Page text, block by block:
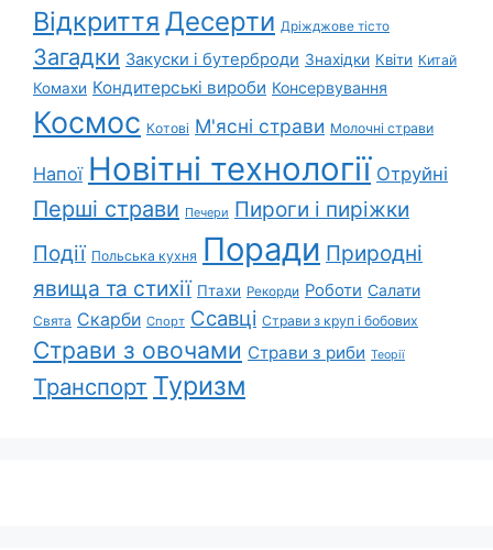
Відкриття Десерти Дріжджове тісто
Загадки Закуски і бутерброди Знахідки Квіти Китай
Комахи Кондитерські вироби Консервування
Космос Котові М'ясні страви Молочні страви
Напої Новітні технології Отруйні
Перші страви Печери Пироги і пиріжки
Події Польська кухня Поради Природні
явища та стихії Птахи Рекорди Роботи Салати
Свята Скарби Спорт Ссавці Страви з круп і бобових
Страви з овочами Страви з риби Теорії
Транспорт Туризм